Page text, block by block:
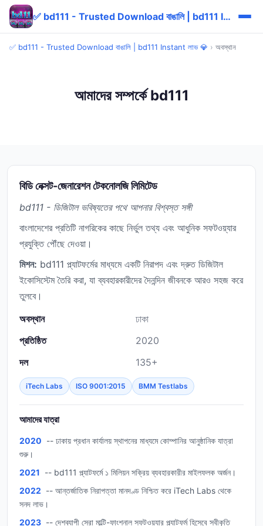
✅ bd111 - Trusted Download বাঙালি | bd111 Instant লাভ 💎
✅ bd111 - Trusted Download বাঙালি | bd111 Instant লাভ 💎 › অবস্থান
আমাদের সম্পর্কে bd111
বিডি নেক্সট-জেনারেশন টেকনোলজি লিমিটেড
bd111 - ডিজিটাল ভবিষ্যতের পথে আপনার বিশ্বস্ত সঙ্গী
বাংলাদেশের প্রতিটি নাগরিকের কাছে নির্ভুল তথ্য এবং আধুনিক সফটওয়্যার
প্রযুক্তি পৌঁছে দেওয়া।
মিশন: bd111 প্ল্যাটফর্মের মাধ্যমে একটি নিরাপদ এবং দ্রুত ডিজিটাল
ইকোসিস্টেম তৈরি করা, যা ব্যবহারকারীদের দৈনন্দিন জীবনকে আরও সহজ করে
তুলবে।
অবস্থান
ঢাকা
প্রতিষ্ঠিত
2020
দল
135+
iTech Labs ISO 9001:2015 BMM Testlabs
আমাদের যাত্রা
2020 -- ঢাকায় প্রধান কার্যালয় স্থাপনের মাধ্যমে কোম্পানির আনুষ্ঠানিক যাত্রা
শুরু।
2021 -- bd111 প্ল্যাটফর্মে ১ মিলিয়ন সক্রিয় ব্যবহারকারীর মাইলফলক অর্জন।
2022 -- আন্তর্জাতিক নিরাপত্তা মানদণ্ড নিশ্চিত করে iTech Labs থেকে
সনদ লাভ।
2023 -- দেশব্যাপী সেরা মাল্টি-ফাংশনাল সফটওয়্যার প্ল্যাটফর্ম হিসেবে স্বীকৃতি